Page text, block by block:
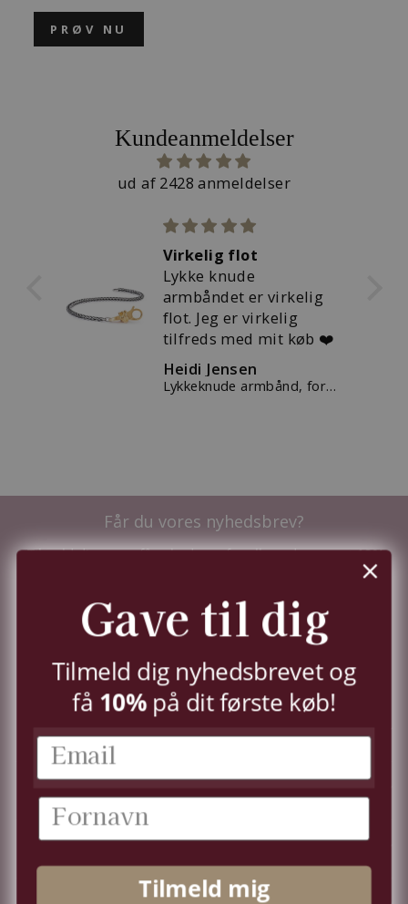
PRØV NU
Kundeanmeldelser
ud af 2428 anmeldelser
Virkelig flot
Lykke knude
armbåndet er virkelig
flot. Jeg er virkelig
tilfreds med mit køb ❤️
Heidi Jensen
Lykkeknude armbånd, forgyldt
Får du vores nyhedsbrev?
Tilmeld dig nu og få nyhederne før alle andre - samt10%
persondatapolitik.
TILMELD
OM OS
Gave til dig
Tilmeld dig nyhedsbrevet og
få 10%på dit første køb!
Tilmeld mig